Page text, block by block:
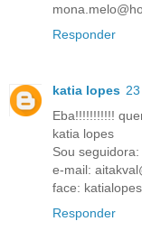
Responder
katia lopes
Eba!!!!!!!!!!!
katia lopes
Sou
e-mail:
face: katialopes
Responder